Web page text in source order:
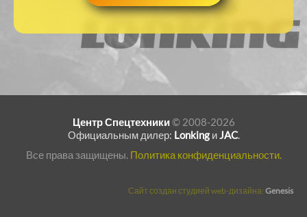
Центр Спецтехники© 2008-2026
Официальным дилер: LonkingиJAC.
Все права защищены. Политика конфиденциальности.
Сайт создан студией web-дизайна: Genesis